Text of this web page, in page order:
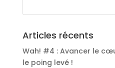
Articles récents
Wah! #4 : Avancer le
le poing levé !